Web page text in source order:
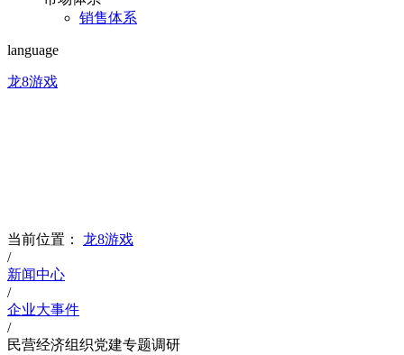
销售体系
language
龙8游戏
当前位置：
龙8游戏
/
新闻中心
/
企业大事件
/
民营经济组织党建专题调研